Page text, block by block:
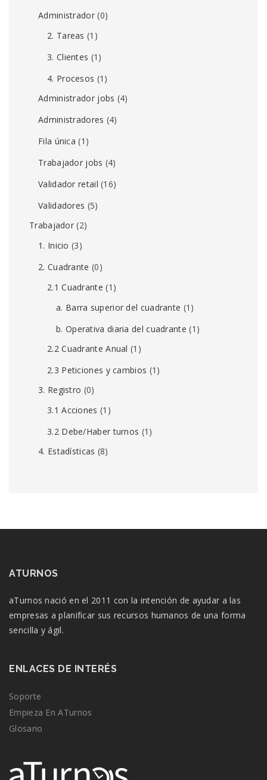
Administrador(0)
2. Tareas (1)
3. Clientes (1)
4. Procesos (1)
Administrador jobs (4)
Administradores (4)
Fila única (1)
Trabajador jobs (4)
Validador retail (16)
Validadores (5)
Trabajador (2)
1. Inicio (3)
2. Cuadrante (0)
2.1 Cuadrante (1)
a. Barra superior del cuadrante (1)
b. Operativa diaria del cuadrante (1)
2.2 Cuadrante Anual (1)
2.3 Peticiones y cambios (1)
3. Registro (0)
3.1 Acciones (1)
3.2 Debe/Haber turnos (1)
4. Estadísticas (8)
ATURNOS
aTurnos nació en el 2011 con la intención de ayudar a las
empresas a planificar sus recursos humanos de una forma
sencilla y ágil.
ENLACES DE INTERÉS
Soporte
Empieza En ATurnos
Glosario